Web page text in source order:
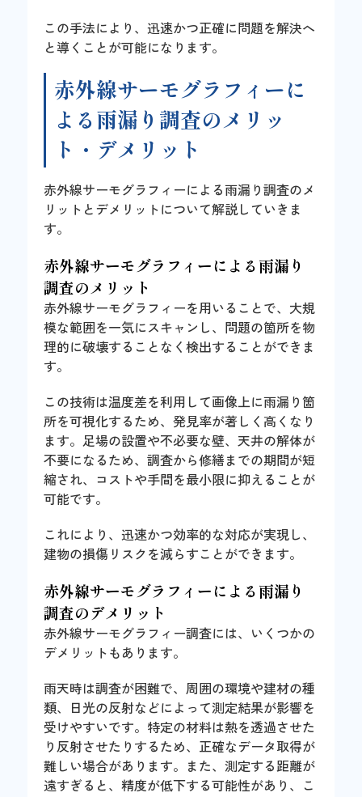
この手法により、迅速かつ正確に問題を解決へ
と導くことが可能になります。
赤外線サーモグラフィーに
よる雨漏り調査のメリッ
ト・デメリット
赤外線サーモグラフィーによる雨漏り調査のメ
リットとデメリットについて解説していきま
す。
赤外線サーモグラフィーによる雨漏り
調査のメリット
赤外線サーモグラフィーを用いることで、大規
模な範囲を一気にスキャンし、問題の箇所を物
理的に破壊することなく検出することができま
す。
この技術は温度差を利用して画像上に雨漏り箇
所を可視化するため、発見率が著しく高くなり
ます。足場の設置や不必要な壁、天井の解体が
不要になるため、調査から修繕までの期間が短
縮され、コストや手間を最小限に抑えることが
可能です。
これにより、迅速かつ効率的な対応が実現し、
建物の損傷リスクを減らすことができます。
赤外線サーモグラフィーによる雨漏り
調査のデメリット
赤外線サーモグラフィー調査には、いくつかの
デメリットもあります。
雨天時は調査が困難で、周囲の環境や建材の種
類、日光の反射などによって測定結果が影響を
受けやすいです。特定の材料は熱を透過させた
り反射させたりするため、正確なデータ取得が
難しい場合があります。また、測定する距離が
遠すぎると、精度が低下する可能性があり、こ